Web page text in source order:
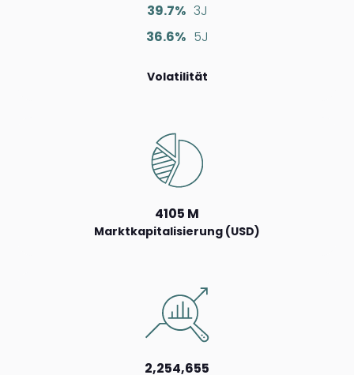
39.7% 3J
36.6% 5J
Volatilität
4105 M
Marktkapitalisierung (USD)
2,254,655